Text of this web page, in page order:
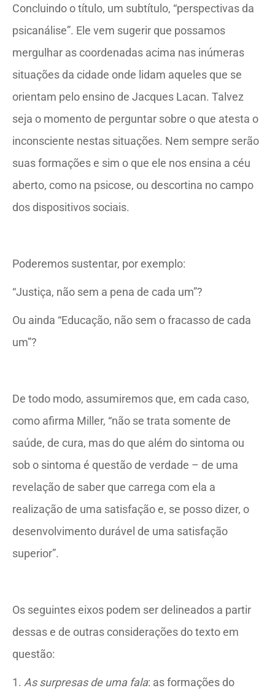
Concluindo o título, um subtítulo, “perspectivas da
psicanálise”. Ele vem sugerir que possamos
mergulhar as coordenadas acima nas inúmeras
situações da cidade onde lidam aqueles que se
orientam pelo ensino de Jacques Lacan. Talvez
seja o momento de perguntar sobre o que atesta o
inconsciente nestas situações. Nem sempre serão
suas formações e sim o que ele nos ensina a céu
aberto, como na psicose, ou descortina no campo
dos dispositivos sociais.
Poderemos sustentar, por exemplo:
“Justiça, não sem a pena de cada um”?
Ou ainda “Educação, não sem o fracasso de cada
um”?
De todo modo, assumiremos que, em cada caso,
como afirma Miller, “não se trata somente de
saúde, de cura, mas do que além do sintoma ou
sob o sintoma é questão de verdade – de uma
revelação de saber que carrega com ela a
realização de uma satisfação e, se posso dizer, o
desenvolvimento durável de uma satisfação
superior”.
Os seguintes eixos podem ser delineados a partir
dessas e de outras considerações do texto em
questão:
1. As surpresas de uma fala: as formações do